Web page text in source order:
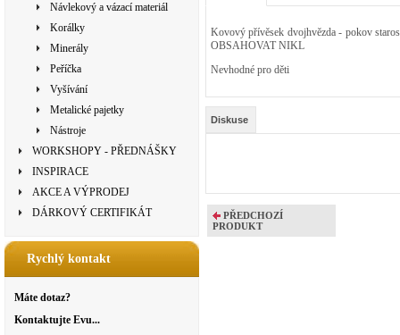
Návlekový a vázací materiál
Korálky
Minerály
Peříčka
Vyšívání
Metalické pajetky
Nástroje
WORKSHOPY - PŘEDNÁŠKY
INSPIRACE
AKCE A VÝPRODEJ
DÁRKOVÝ CERTIFIKÁT
Rychlý kontakt
Máte dotaz?
Kontaktujte Evu...
Kovový přívěsek dvojhvězda - pokov
OBSAHOVAT NIKL
Nevhodné pro děti
Diskuse
PŘEDCHOZÍ
PRODUKT